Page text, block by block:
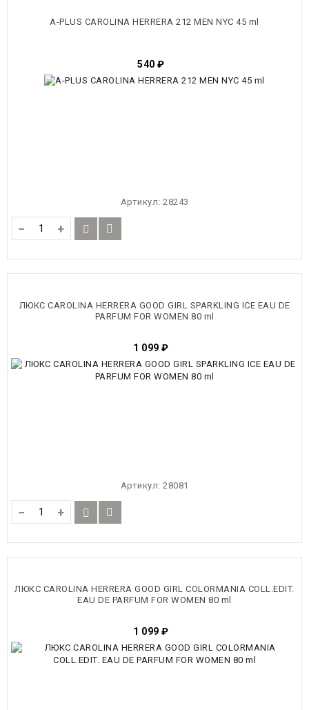
A-PLUS CAROLINA HERRERA 212 MEN NYC 45 ml
540 ₽
Артикул: 28243
− +
ЛЮКС CAROLINA HERRERA GOOD GIRL SPARKLING ICE EAU DE
PARFUM FOR WOMEN 80 ml
1 099 ₽
Артикул: 28081
− +
ЛЮКС CAROLINA HERRERA GOOD GIRL COLORMANIA COLL.EDIT.
EAU DE PARFUM FOR WOMEN 80 ml
1 099 ₽